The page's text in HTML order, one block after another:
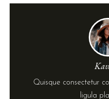
Quisque consectetur
ligula